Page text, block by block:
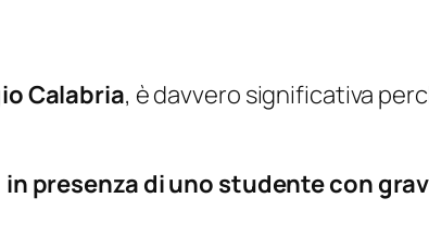
Calabria, è davvero significativa
presenza di uno studente con